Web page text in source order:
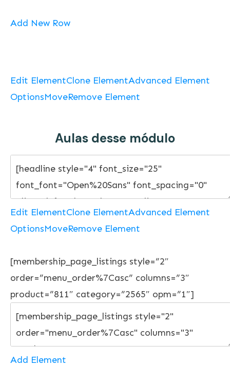
Add New Row
Edit ElementClone ElementAdvanced Element
OptionsMoveRemove Element
Aulas desse módulo
Edit ElementClone ElementAdvanced Element
OptionsMoveRemove Element
[membership_page_listings style=”2″
order=”menu_order%7Casc” columns=”3″
product=”811″ category=”2565″ opm=”1″]
Add Element